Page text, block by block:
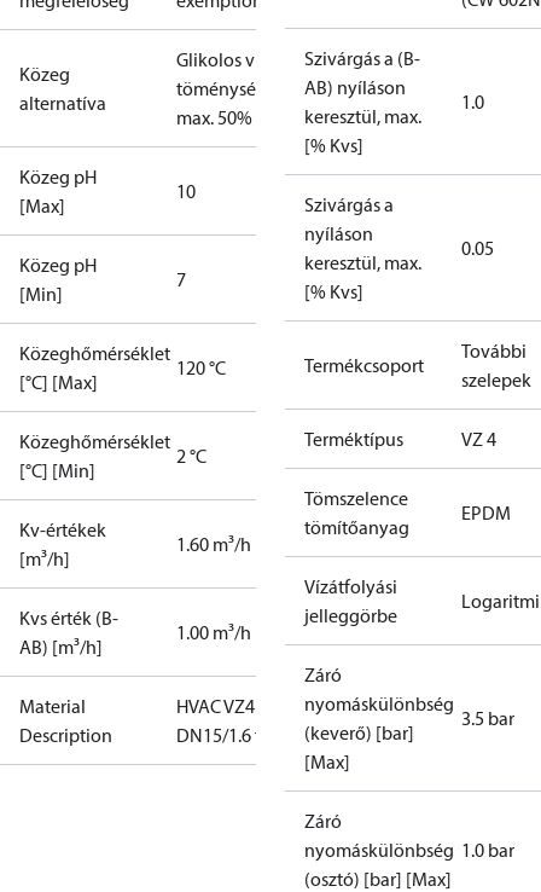
Közeg
alternatíva
Glikolos víz,
töménység
max. 50%
Közeg pH
[Max]
10
Közeg pH
[Min]
7
Közeghőmérséklet
[°C] [Max]
120 °C
Közeghőmérséklet
[°C] [Min]
2 °C
Kv-értékek
[m³/h]
1.60 m³/h
Kvs érték (B-
AB) [m³/h]
1.00 m³/h
Material
Description
HVAC VZ4
DN15/1.6 flat
Szivárgás a (B-
AB) nyíláson
keresztül, max.
[% Kvs]
1.0
Szivárgás a
nyíláson
keresztül, max.
[% Kvs]
0.05
Termékcsoport
További
szelepek
Terméktípus VZ 4
Tömszelence
tömítőanyag
EPDM
Vízátfolyási
jelleggörbe
Záró
nyomáskülönbség
(keverő) [bar]
[Max]
3.5 bar
Záró
nyomáskülönbség
(osztó) [bar] [Max]
1.0 bar